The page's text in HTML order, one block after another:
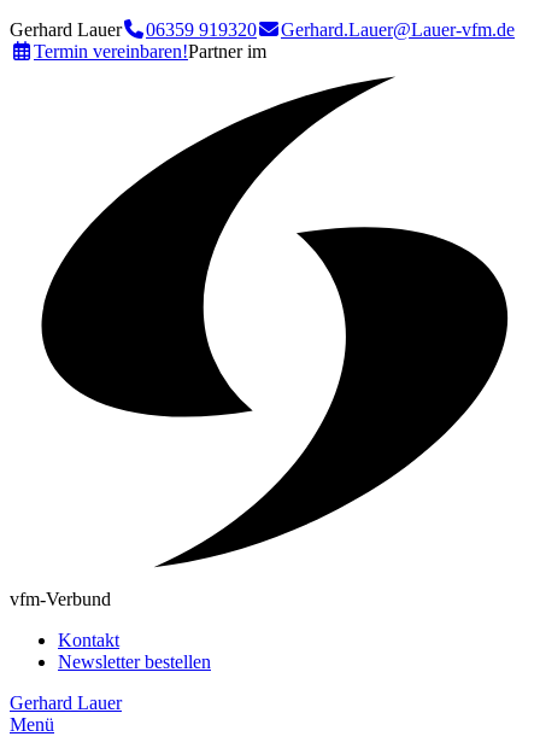
Gerhard Lauer 06359 919320
Gerhard.Lauer@Lauer-vfm.de
Termin vereinbaren!Partner im
vfm-Verbund
Kontakt
Newsletter bestellen
Gerhard Lauer
Menü